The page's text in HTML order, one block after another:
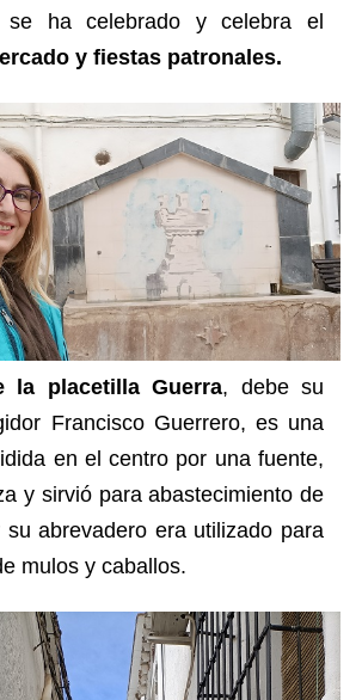
se ha celebrado y celebra el
y fiestas patronales.
la placetilla Guerra, debe su
Francisco Guerrero, es una
en el centro por una fuente,
y sirvió para abastecimiento de
su abrevadero era utilizado para
mulos y caballos.